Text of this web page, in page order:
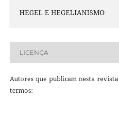
HEGEL E HEGELIANISMO
LICENÇA
Autores que publicam nesta
termos: